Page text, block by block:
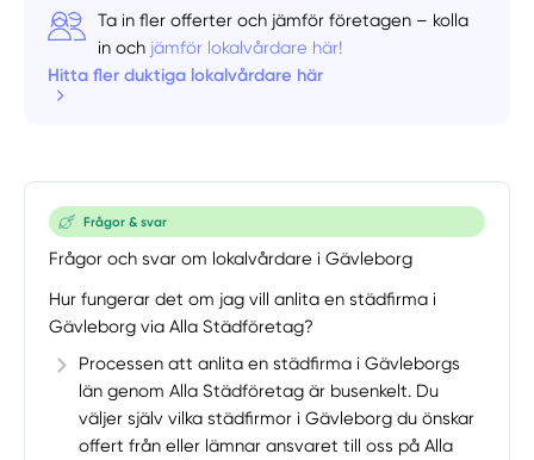
Ta in fler offerter och jämför företagen – kolla
in och jämför lokalvårdare här!
Hitta fler duktiga lokalvårdare här
Frågor & svar
Frågor och svar om lokalvårdare i Gävleborg
Hur fungerar det om jag vill anlita en städfirma i
Gävleborg via Alla Städföretag?
Processen att anlita en städfirma i Gävleborgs
län genom Alla Städföretag är busenkelt. Du
väljer själv vilka städfirmor i Gävleborg du önskar
offert från eller lämnar ansvaret till oss på Alla